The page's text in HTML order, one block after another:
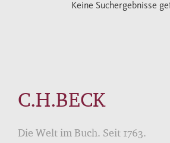
Keine Suchergebnisse
C.H.BECK
Die Welt im Buch. Seit 1763.